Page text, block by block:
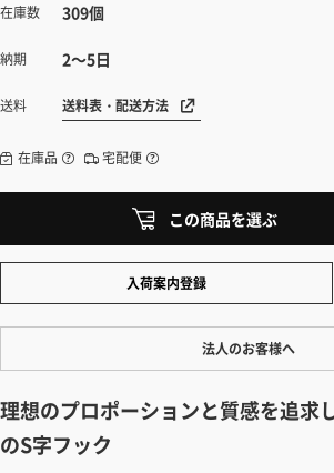
在庫数 309個
納期 2～5日
送料 送料表・配送方法
在庫品 宅配便
この商品を選ぶ
入荷案内登録
法人のお客様へ
ワンプライス販売
法人・個人様いずれも全て一律の価格で販売し
事業主様には「請求書払い」も対応しています。
理想のプロポーションと質感を追求
のS字フック